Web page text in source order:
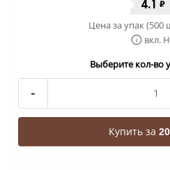
4.1 ₽
Цена за упак (500
вкл.
Выберите кол-во
-
Купить за